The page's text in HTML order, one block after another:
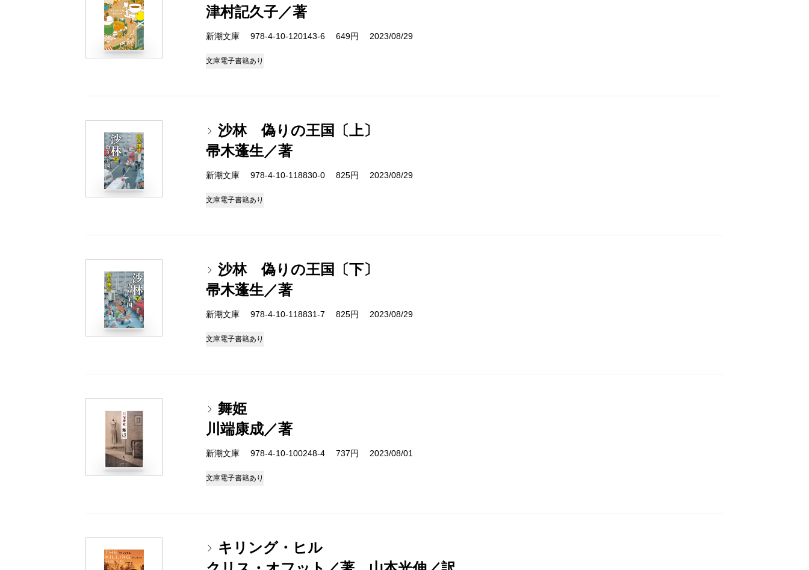
津村記久子／著
新潮文庫 978-4-10-120143-6 649円 2023/08/29
文庫電子書籍あり
沙林 偽りの王国〔上〕
帚木蓬生／著
新潮文庫 978-4-10-118830-0 825円 2023/08/29
文庫電子書籍あり
沙林 偽りの王国〔下〕
帚木蓬生／著
新潮文庫 978-4-10-118831-7 825円 2023/08/29
文庫電子書籍あり
舞姫
川端康成／著
新潮文庫 978-4-10-100248-4 737円 2023/08/01
文庫電子書籍あり
キリング・ヒル